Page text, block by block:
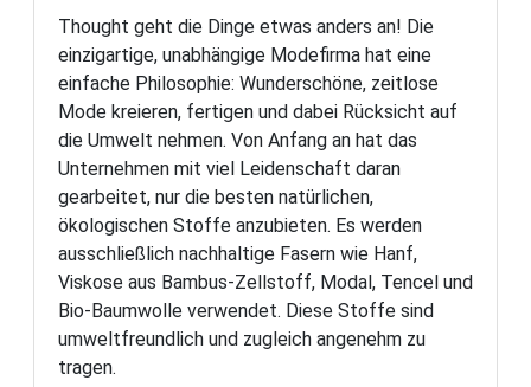
Thought geht die Dinge etwas anders an! Die
einzigartige, unabhängige Modefirma hat eine
einfache Philosophie: Wunderschöne, zeitlose
Mode kreieren, fertigen und dabei Rücksicht auf
die Umwelt nehmen. Von Anfang an hat das
Unternehmen mit viel Leidenschaft daran
gearbeitet, nur die besten natürlichen,
ökologischen Stoffe anzubieten. Es werden
ausschließlich nachhaltige Fasern wie Hanf,
Viskose aus Bambus-Zellstoff, Modal, Tencel und
Bio-Baumwolle verwendet. Diese Stoffe sind
umweltfreundlich und zugleich angenehm zu
tragen.